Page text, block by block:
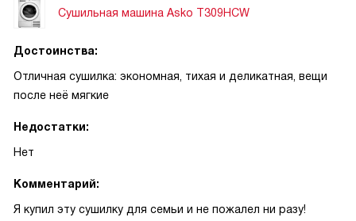
в несколько циклов — всё просто и предельно ясно. За
месяц использования не возникло сложностей с выбором
программ: стандартные режимы покрывают большинство
просушить пару вещей.
Сушильная машина Asko T309HCW
Достоинства:
Отличная сушилка: экономная, тихая и деликатная, вещи
после неё мягкие
Недостатки:
Нет
Комментарий:
Я купил эту сушилку для семьи и не пожалел ни разу!